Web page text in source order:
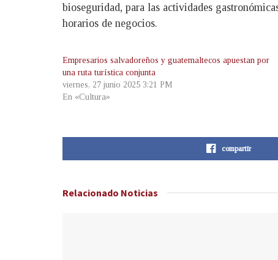
bioseguridad, para las actividades
horarios de negocios.
Empresarios salvadoreños y guatemaltecos apuestan por
una ruta turística conjunta
viernes, 27 junio 2025 3:21 PM
En «Cultura»
compartir
Relacionado Noticias